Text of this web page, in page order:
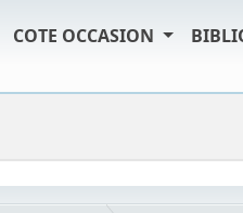
COTE OCCASION